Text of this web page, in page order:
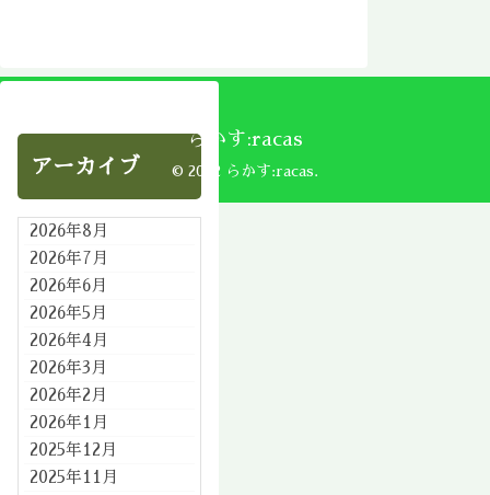
アーカイブ
2026年8月
2026年7月
2026年6月
2026年5月
2026年4月
2026年3月
2026年2月
2026年1月
2025年12月
2025年11月
らかす:racas
© 2002 らかす:racas.